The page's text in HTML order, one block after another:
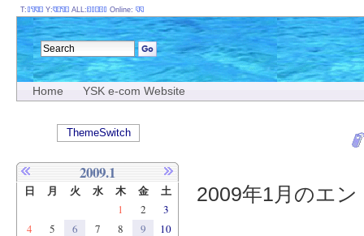
Home YSK e-com Website
2009年1月のエ
T: Y: ALL: Online:
ThemeSwitch
2009.1
日 月 火 水 木 金 土
1 2
3
4
5 6 7 8 9
10